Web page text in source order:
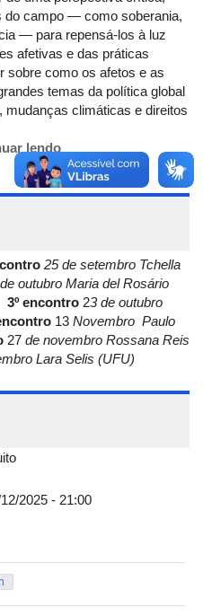
do campo — como soberania,
— para repensá-los à luz
afetivas e das práticas
sobre como os afetos e as
temas da política global
climáticas e direitos
vezes ficam à margem
é criar um espaço aberto e
refletir sobre o
contemporâneas.
remotos e conduzidos por
Cada sessão contará
da discussão de textos
para debates e trocas
construção de um ambiente
curso será 100% remoto.
lendo
25 de setembro Tchella
outubro Maria del Rosário
3º encontro 23 de outubro
13 Novembro Paulo
27 de novembro Rossana Reis
Lara Selis (UFU)
2025 - 21:00